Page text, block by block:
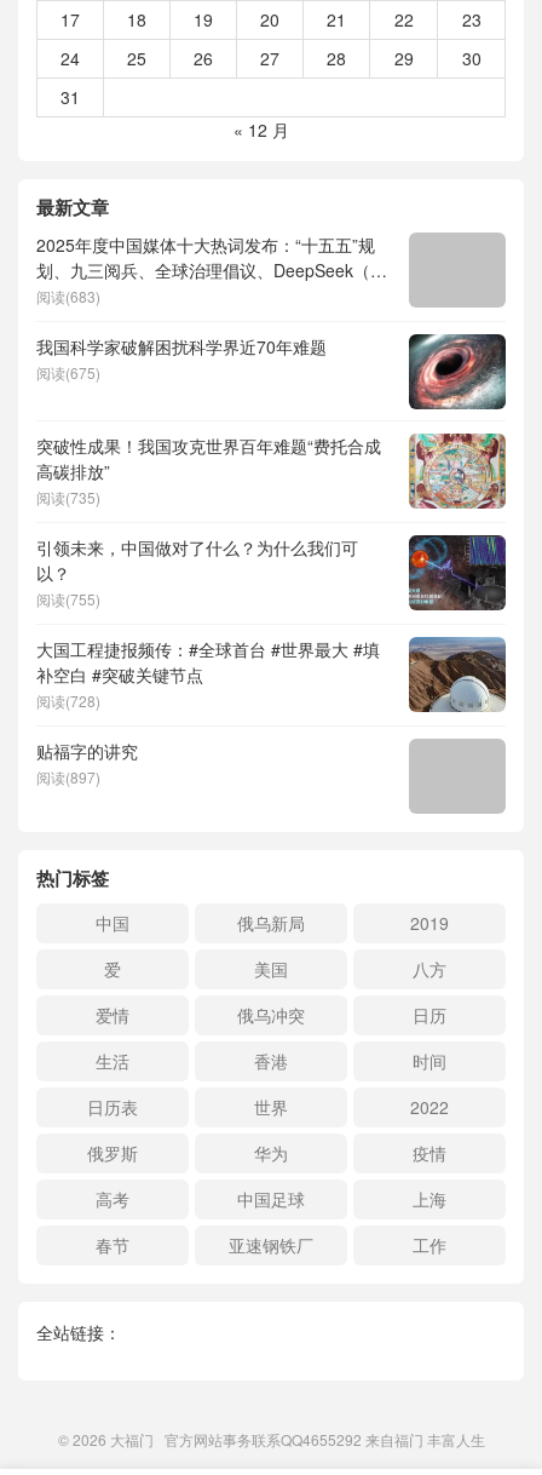
17
18 19 20 21 22
23
24
25 26 27 28 29
30
31
« 12 月
最新文章
2025年度中国媒体十大热词发布：“十五五”规
划、九三阅兵、全球治理倡议、DeepSeek（深
度求索）、人形机器人、苏超、票根经济、育
阅读(683)
我国科学家破解困扰科学界近70年难题
阅读(675)
突破性成果！我国攻克世界百年难题“费托合成
高碳排放”
阅读(735)
引领未来，中国做对了什么？为什么我们可
以？
阅读(755)
大国工程捷报频传：#全球首台 #世界最大 #填
补空白 #突破关键节点
阅读(728)
贴福字的讲究
阅读(897)
热门标签
中国 俄乌新局
2019
爱
美国
八方
爱情
俄乌冲突
日历
生活
香港
时间
日历表
世界
2022
俄罗斯
华为
疫情
高考
中国足球
上海
春节
亚速钢铁厂 工作
全站链接：
© 2026 大福门 官方网站事务联系QQ4655292 来自福门 丰富人生